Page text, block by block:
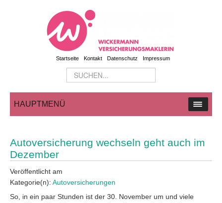
Startseite Kontakt Datenschutz Impressum
HAUPTMENÜ
Autoversicherung wechseln geht auch im
Dezember
Veröffentlicht am
Kategorie(n): Autoversicherungen
So, in ein paar Stunden ist der 30. November um und viele